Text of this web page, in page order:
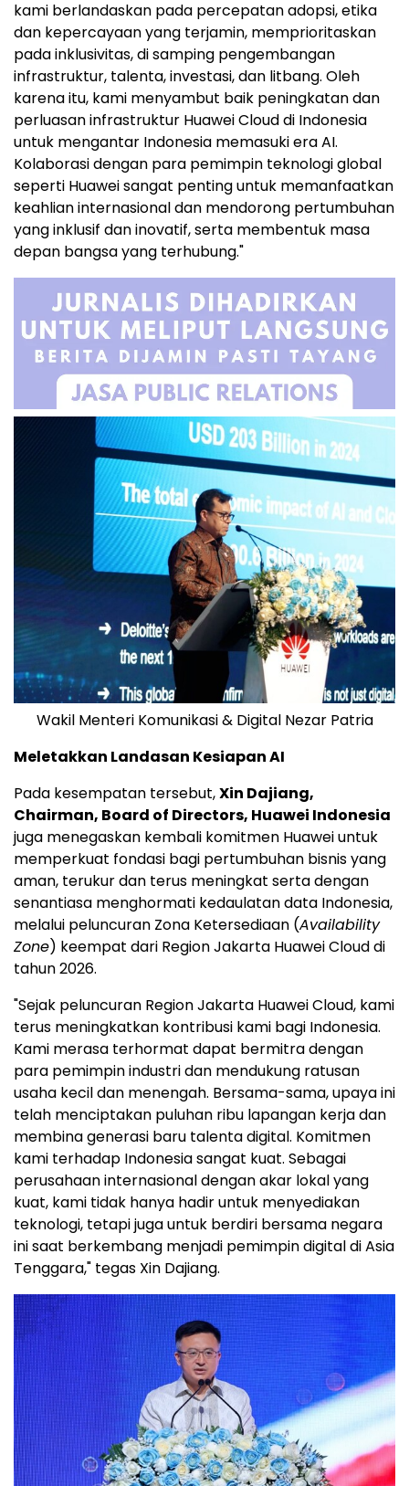
kami berlandaskan pada percepatan adopsi, etika
dan kepercayaan yang terjamin, memprioritaskan
pada inklusivitas, di samping pengembangan
infrastruktur, talenta, investasi, dan litbang. Oleh
karena itu, kami menyambut baik peningkatan dan
perluasan infrastruktur Huawei Cloud di Indonesia
untuk mengantar Indonesia memasuki era AI.
Kolaborasi dengan para pemimpin teknologi global
seperti Huawei sangat penting untuk memanfaatkan
keahlian internasional dan mendorong pertumbuhan
yang inklusif dan inovatif, serta membentuk masa
depan bangsa yang terhubung."
Wakil Menteri Komunikasi & Digital Nezar Patria
Meletakkan Landasan Kesiapan AI
Pada kesempatan tersebut,Xin Dajiang,
Chairman, Board of Directors, Huawei Indonesia
juga menegaskan kembali komitmen Huawei untuk
memperkuat fondasi bagi pertumbuhan bisnis yang
aman, terukur dan terus meningkat serta dengan
senantiasa menghormati kedaulatan data Indonesia,
melalui peluncuran Zona Ketersediaan (Availability
Zone) keempat dari Region Jakarta Huawei Cloud di
tahun 2026.
"Sejak peluncuran Region Jakarta Huawei Cloud, kami
terus meningkatkan kontribusi kami bagi Indonesia.
Kami merasa terhormat dapat bermitra dengan
para pemimpin industri dan mendukung ratusan
usaha kecil dan menengah. Bersama-sama, upaya ini
telah menciptakan puluhan ribu lapangan kerja dan
membina generasi baru talenta digital. Komitmen
kami terhadap Indonesia sangat kuat. Sebagai
perusahaan internasional dengan akar lokal yang
kuat, kami tidak hanya hadir untuk menyediakan
teknologi, tetapi juga untuk berdiri bersama negara
ini saat berkembang menjadi pemimpin digital diAsia
Tenggara," tegas Xin Dajiang.